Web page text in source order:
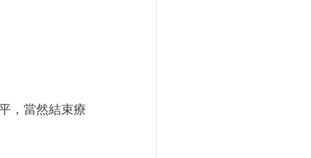
，當然結束療